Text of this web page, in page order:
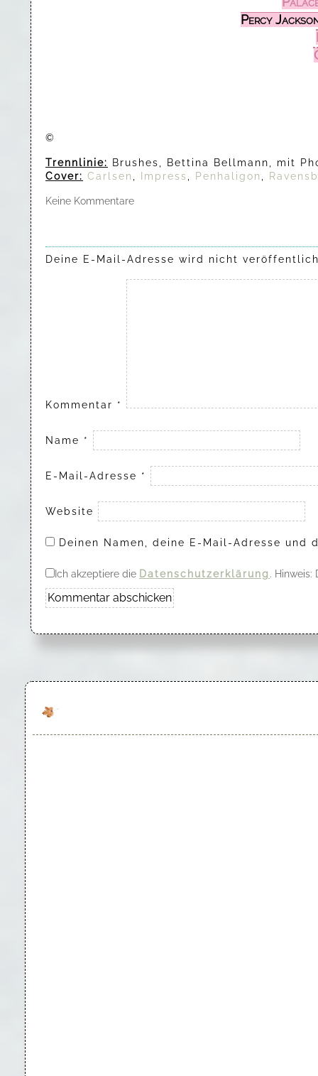
Percy
©
Trennlinie:
Brushes, Bettina Bellmann, mit
Cover: Carlsen Impress Penhaligon
Keine Kommentare
Deine E-Mail-Adresse wird nicht
Kommentar *
Name *
E-Mail-Adresse *
Website
Deinen Namen, deine E-Mail-Adresse
Ich akzeptiere die Datenschutzerklärung .